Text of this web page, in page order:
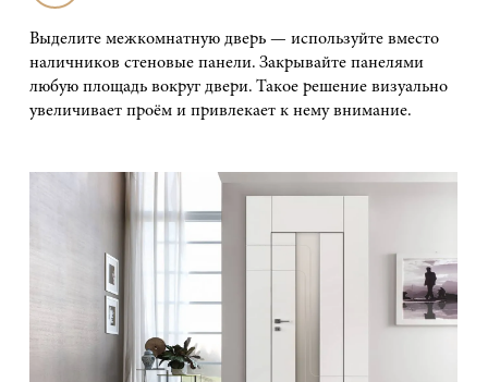
Выделите межкомнатную дверь — используйте вместо
наличников стеновые панели. Закрывайте панелями
любую площадь вокруг двери. Такое решение визуально
увеличивает проём и привлекает к нему внимание.